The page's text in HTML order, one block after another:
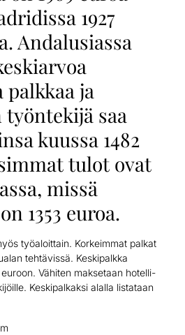
1927
Andalusiassa
palkkaa ja
saa
kuussa 1482
tulot ovat
missä
1353 euroa.
työaloittain. Korkeimmat palkat
tehtävissä. Keskipalkka
Vähiten maksetaan hotelli-
Keskipalkaksi alalla listataan